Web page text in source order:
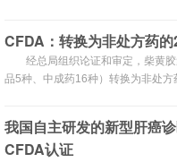
CFDA：转换为非处方药
经总局组织论证和审定，柴黄
品5种、中成药16种）转换为非处方
我国自主研发的新型肝癌
CFDA认证